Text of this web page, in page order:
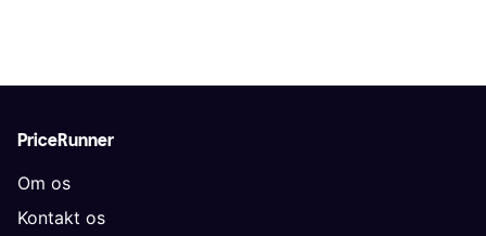
PriceRunner
Om os
Kontakt os